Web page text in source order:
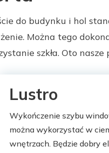
do budynku i hol
Można tego
szkła. Oto nasze
Lustro
Wykończenie szybu
można wykorzystać w
wnętrzach. Będzie dobry